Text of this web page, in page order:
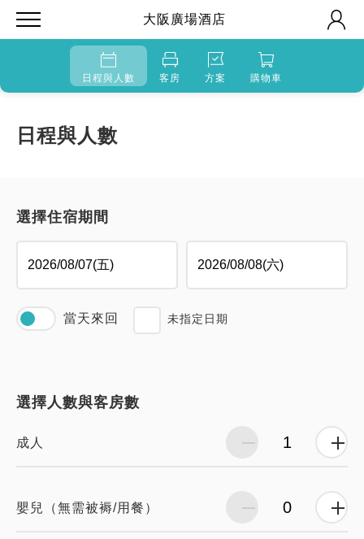
大阪廣場酒店
日程與人數 客房 方案 購物車
日程與人數
選擇住宿期間
當天來回 未指定日期
選擇人數與客房數
成人
嬰兒（無需被褥/用餐）